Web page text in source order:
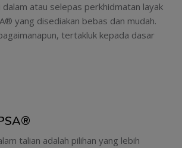
dalam atau selepas perkhidmatan layak
yang disediakan bebas dan mudah.
tertakluk kepada dasar
talian adalah pilihan yang lebih